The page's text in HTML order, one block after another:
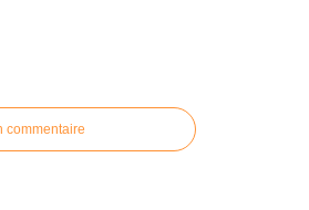
commentaire